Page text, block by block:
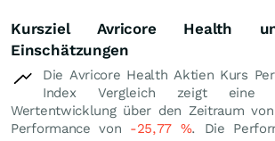
Kursziel Avricore Health
Einschätzungen
Die Avricore Health Aktien Kurs
Index Vergleich zeigt eine
Wertentwicklung über den Zeitraum
Performance von -25,77 %. Die